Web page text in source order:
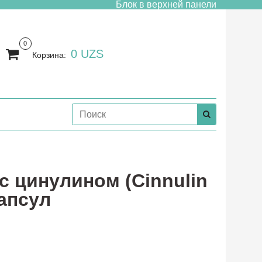
Блок в верхней панели
0
Корзина: 0 UZS
цинулином (Cinnulin